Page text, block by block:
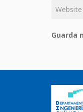
Guarda